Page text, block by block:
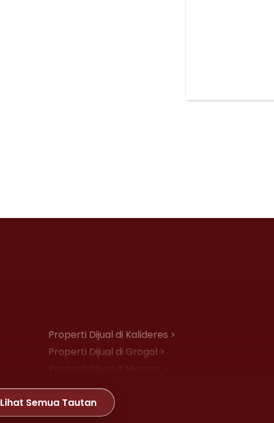
Properti Dijual di Kalideres >
Properti Dijual di Grogol >
Properti Dijual di Meruya >
Properti Dijual di Joglo >
Lihat Semua Tautan